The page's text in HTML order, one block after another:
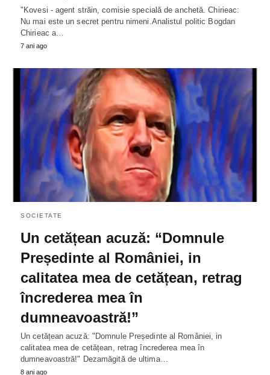
"Kovesi - agent străin, comisie specială de anchetă. Chirieac:
Nu mai este un secret pentru nimeni.Analistul politic Bogdan
Chirieac a…
7 ani ago
SOCIETATE
Un cetățean acuză: “Domnule
Președinte al României, in
calitatea mea de cetățean, retrag
încrederea mea în
dumneavoastră!”
Un cetățean acuză: "Domnule Președinte al României, in
calitatea mea de cetățean, retrag încrederea mea în
dumneavoastră!" Dezamăgită de ultima…
8 ani ago